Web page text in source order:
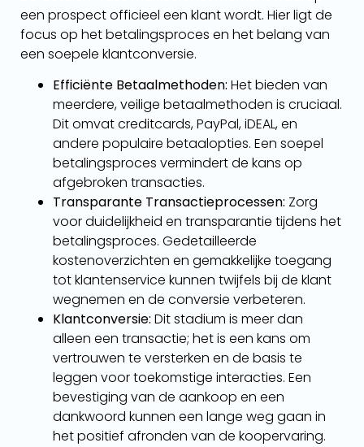
een prospect officieel een klant wordt. Hier ligt de
focus op het betalingsproces en het belang van
een soepele klantconversie.
Efficiënte Betaalmethoden: Het bieden van
meerdere, veilige betaalmethoden is cruciaal.
Dit omvat creditcards, PayPal, iDEAL, en
andere populaire betaalopties. Een soepel
betalingsproces vermindert de kans op
afgebroken transacties.
Transparante Transactieprocessen: Zorg
voor duidelijkheid en transparantie tijdens het
betalingsproces. Gedetailleerde
kostenoverzichten en gemakkelijke toegang
tot klantenservice kunnen twijfels bij de klant
wegnemen en de conversie verbeteren.
Klantconversie: Dit stadium is meer dan
alleen een transactie; het is een kans om
vertrouwen te versterken en de basis te
leggen voor toekomstige interacties. Een
bevestiging van de aankoop en een
dankwoord kunnen een lange weg gaan in
het positief afronden van de koopervaring.